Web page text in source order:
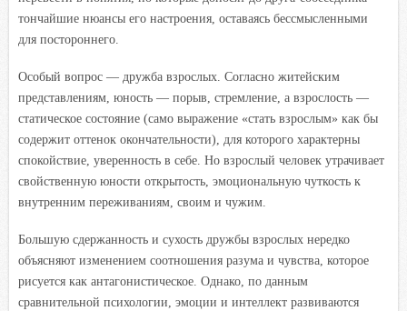
тончайшие нюансы его настроения, оставаясь бессмысленными
для постороннего.
Особый вопрос — дружба взрослых. Согласно житейским
представлениям, юность — порыв, стремление, а взрослость —
статическое состояние (само выражение «стать взрослым» как бы
содержит оттенок окончательности), для которого характерны
спокойствие, уверенность в себе. Но взрослый человек утрачивает
свойственную юности открытость, эмоциональную чуткость к
внутренним переживаниям, своим и чужим.
Большую сдержанность и сухость дружбы взрослых нередко
объясняют изменением соотношения разума и чувства, которое
рисуется как антагонистическое. Однако, по данным
сравнительной психологии, эмоции и интеллект развиваются